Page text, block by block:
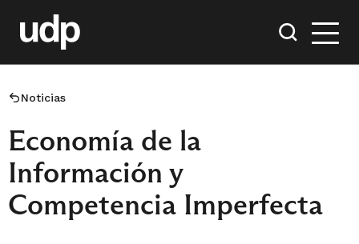
Noticias
Economía de la
Información y
Competencia Imperfecta